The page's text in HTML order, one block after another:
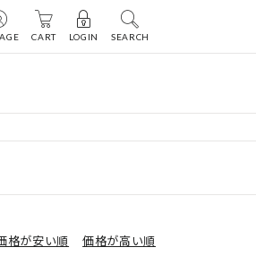
CART LOGIN SEARCH
格が安い順 価格が高い順